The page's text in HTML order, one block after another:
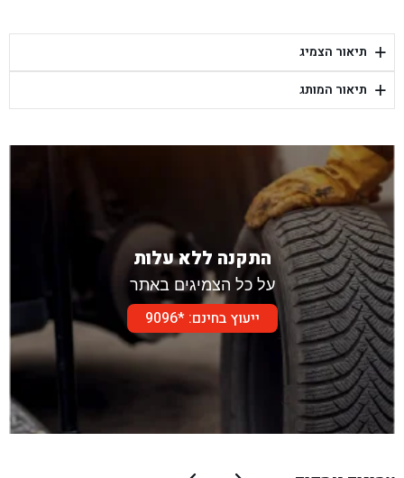
בן גל - יפת 88, תל אביב יפו - תל אביב
בן גל - דור אלון הר טוב - בית שמש
+ תיאור הצמיג
+ תיאור המותג
התקנה ללא עלות
על כל הצמיגים באתר
ייעוץ בחינם: *9096